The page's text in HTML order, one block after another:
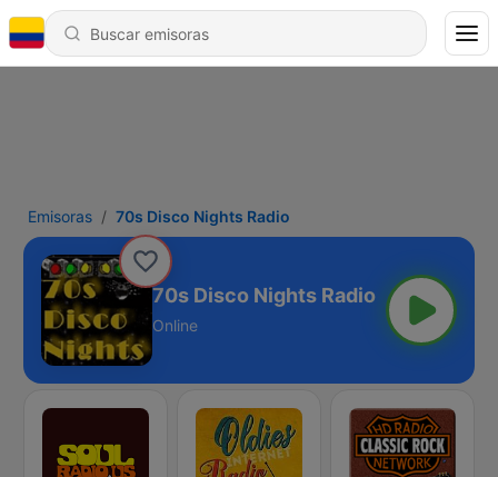
Emisoras 70s Disco Nights Radio
70s Disco Nights Radio
Online